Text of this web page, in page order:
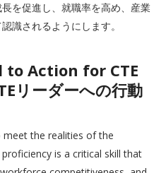
を促進し、就職率を高め、産業
識されるようにします。
to Action for CTE
リーダーへの行動
the realities of the
is a critical skill that